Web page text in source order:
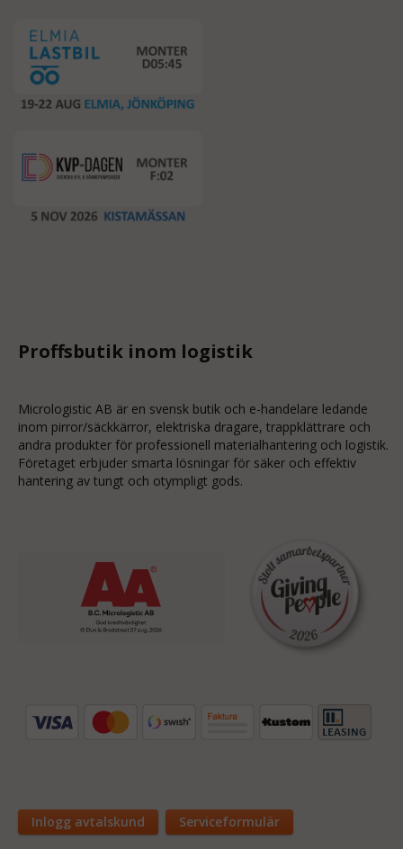
Proffsbutik inom logistik
Micrologistic AB är en svensk butik och e-handelare ledande
inom pirror/säckkärror, elektriska dragare, trappklättrare och
andra produkter för professionell materialhantering och logistik.
Företaget erbjuder smarta lösningar för säker och effektiv
hantering av tungt och otympligt gods.
Inlogg avtalskund Serviceformulär